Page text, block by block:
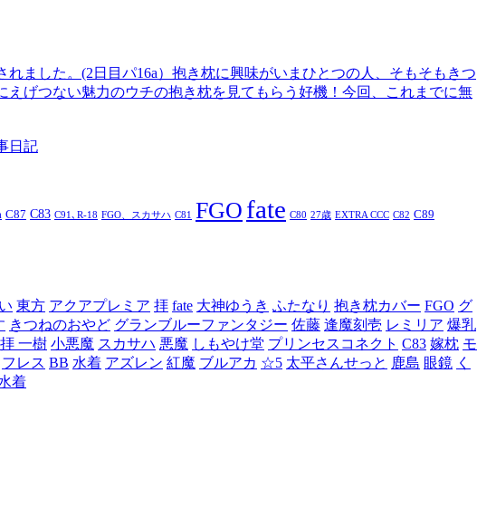
ました。(2日目パ16a）抱き枕に興味がいまひとつの人、そもそもきつ
げつない魅力のウチの抱き枕を見てもらう好機！今回、これまでに無
日記
C87 C83 C91､R-18 FGO、スカサハ C81 FGO fate C80 27歳 EXTRA CCC C82 C89
東方 アクアプレミア 拝 fate 大神ゆうき ふたなり 抱き枕カバー FGO グ
きつねのおやど グランブルーファンタジー 佐藤 逢魔刻壱 レミリア 爆乳
拝 一樹 小悪魔 スカサハ 悪魔 しもやけ堂 プリンセスコネクト C83 嫁枕 モ
フレス BB 水着 アズレン 紅魔 ブルアカ ☆5 太平さんせっと 鹿島 眼鏡 く
着